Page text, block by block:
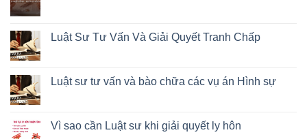
Luật Sư Tư Vấn Và Giải Quyết Tranh Chấp
Luật sư tư vấn và bào chữa các vụ án Hình sự
Vì sao cần Luật sư khi giải quyết ly hôn